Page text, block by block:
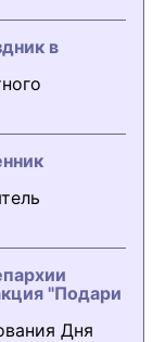
в
"Подари
Дня